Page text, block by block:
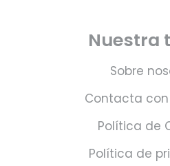
Nuestra
Sobre
Contacta
Política de
Política de